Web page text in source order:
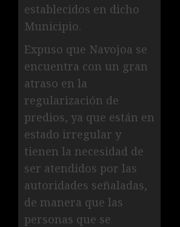
establecidos en dicho
Municipio.
Expuso que Navojoa se
encuentra con un gran
atraso en la
regularización de
predios, ya que están en
estado irregular y
tienen la necesidad de
ser atendidos por las
autoridades señaladas,
de manera que las
personas que se